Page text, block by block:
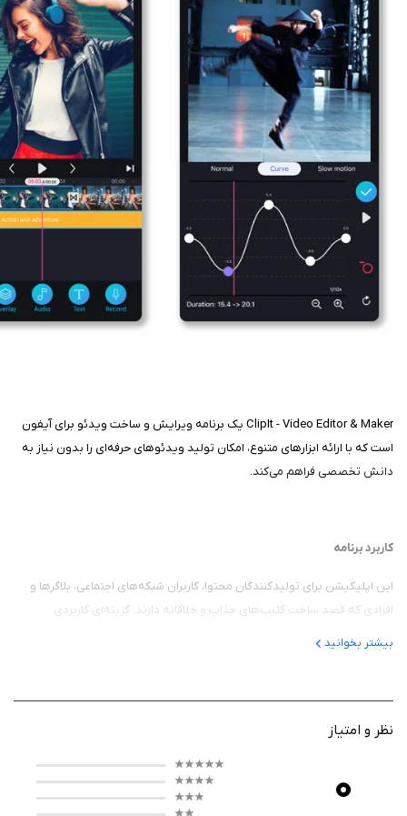
ClipIt - Video Editor & Maker یک برنامه ویرایش و ساخت ویدئو برای آیفون
است که با ارائه ابزارهای متنوع، امکان تولید ویدئوهای حرفه‌ای را بدون نیاز به
دانش تخصصی فراهم می‌کند.
کاربرد برنامه
این اپلیکیشن برای تولیدکنندگان محتوا، کاربران شبکه‌های اجتماعی، بلاگرها و
افرادی که قصد ساخت کلیپ‌های جذاب و خلاقانه دارند، گزینه‌ای کاربردی
بتوانند تنها با چند لمس، ویدئوهایی جذاب و حرفه‌ای تولید کنند. از ویرایش
کلیپ‌های کوتاه گرفته تا ساخت محتوای تبلیغاتی و آموزشی، ClipIt ابزارهای
موردنیاز را در اختیار شما قرار می‌دهد.
بیشتر بخوانید
نظر و امتیاز
0